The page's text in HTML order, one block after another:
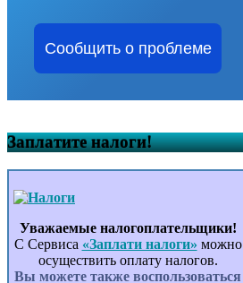
Сообщить о проблеме
Заплатите налоги!
Уважаемые налогоплательщики!
С Сервиса «Заплати налоги» можно
осуществить оплату налогов.
Вы можете также воспользоваться